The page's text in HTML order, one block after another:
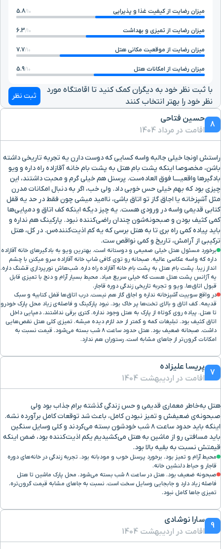
میزان رضایت از کیفیت غذا و پذیرایی 10/
5.8
میزان رضایت از تمیزی و بهداشت 10/
6.3
میزان رضایت از موقعیت مکانی هتل 10/
7.7
میزان رضایت از امکانات هتل 10/
5.9
با ثبت نظر خود به دیگران کمک کنید تا اقامتگاه مورد
نظر خود را بهتر انتخاب کنند
ثبت نظر
8
حسین فتاحی
اقامت در مرداد 1404
راستش اونجا خیلی جالبه واسه کسایی که دوست دارن یه تجربه تاریخی داشته
باشن، مخصوصا اینکه پشت بام هتل به پشت بام خانه آقازاده راه داره و ویو
بادگیرها واقعیــــا فوق العاده‌ست. پرسنل هم خیلی گرم و محبت داشتند، این
چیزی بود که بهم خیلی حس خوبی داد. ولی خب، اگر به دنبال امکانات مدرن
مثل آشپزخانه یا اجاق گاز تو اتاق باشی، ناامید میشی چون فقط در حد یه قفل
کتابی قدیمی واسه در ورودی هست. یه چیز دیگه اینکه کف اتاق و دمپایی‌ها
کمی کثیف بودن و صبحونه‌شون چندان راضی‌کننده نبود. پارکینگ هم نداره و
باید پیاده کمی راه بری تا به هتل برسی که یه کم اذیت‌کننده‌س. در کل، هتل
ترکیبی از آرامش، تاریخ و کمی نواقص ست.
برخورد مسئول هتل خیلی صمیمی و دوستانه است. بهترین ویو به بادگیرهای خانه آقازاده
داره که واسه عکاسی عالیه. صبحانه رو توی کافی شاپ خانه آقازاده سرو میکنن با چشم
انداز زیبا. پشت بام هتل به پشت بام خانه آقازاده راه داره. شب‌هاش نورپردازی قشنگ داره.
یه آژانس پشت هتل هست که خیلی سریع میاد. محیط بسیار آرام و دنج با تمیزی قابل
قبول اتاق‌ها. ویو و تجربه تاریخی زندگی دوره قاجار.
در واقع سوییت آشپزخانه نداره و اجاق گاز هم نیست. درب اتاق‌ها قفل کتابیه و سبک
قدیمه. کف اتاق و بالای تخت‌ها پر خاک بود. نبود پارکینگ و فاصله‌ی زیاد محل پارک خودرو
تا هتل. پیاده روی کوتاه از پارک به هتل وجود نداره. کتری برقی نداشتند. دمپایی داخل
اتاق کثیف بود. تبلیغات کمه و کمتر از حد لازم دیده میشه. تمیزی کلی هتل نقص‌هایی
داشت. صبحانه ضعیف بود. هتل حدود ساعت ۸ شب بسته می‌شود. قیمت نسبت به
امکانات گرون‌تر از جاهای مشابه است. رستوران هم ندارد.
7
پریسا علیزاده
اقامت در اردیبهشت 1404
هتل به‌خاطر معماری قدیمی و حس زندگی گذشته برام جذاب بود ولی
صبحونه‌ی ضعیفش و تمیز نبودن کامل، باعث شد توقعات کامل برآورده نشه.
اینکه باید حدود ساعت ۸ شب خودشون بسته می‌کردند و کلی وسایل سنگین
باید مسافتی رو از ماشین به هتل می‌کشیدیم یکم اذیت‌کننده بود، ضمن اینکه
قیمتش نسبت به بقیه بالا بود.
محیط آرام و تمیز بود. برخورد پرسنل خوب و مودبانه بود. تجربه زندگی در خانه‌های دوره
قاجار و حیاط دلنشین خانه.
صبحونه ضعیف بود. هتل در ساعت ۸ شب بسته می‌شود. محل پارک ماشین تا هتل
فاصله زیاد دارد و جابجایی وسایل سخت است. نسبت به جاهای مشابه قیمت گرون‌تره.
تمیزی جاها کامل نبود.
9
سارا نوشادی
اقامت در اردیبهشت 1404